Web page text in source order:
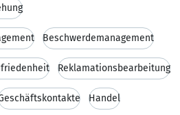
Beschwerdemanagement
Reklamationsbearbeitung
Handel